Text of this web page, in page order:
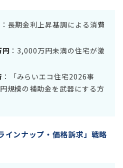
長期金利上昇基調による消費
：3,000万円未満の住宅が激
：「みらいエコ住宅2026事
規模の補助金を武器にする方
インナップ・価格訴求」戦略